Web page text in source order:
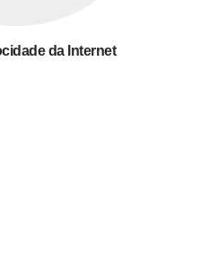
da Internet